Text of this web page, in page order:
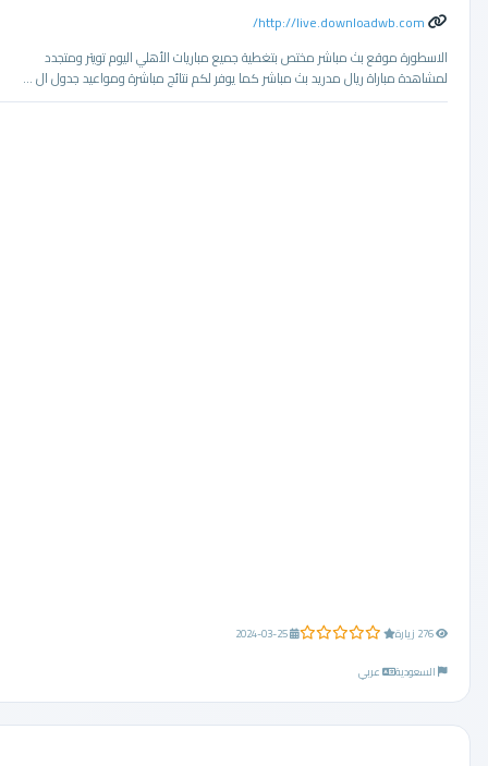
http://live.downloadwb.com/
الاسطورة موقع بث مباشر مختص بتغطية جميع مباريات الأهلي اليوم تويتر ومتجدد
لمشاهدة مباراة ريال مدريد بث مباشر كما يوفر لكم نتائج مباشرة ومواعيد جدول ال ...
0.0 من 5 نجوم
2024-03-25
السعودية
عربي